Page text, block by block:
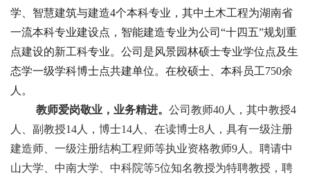
学、智慧建筑与建造4个本科专业，其中土木工程为湖南省
一流本科专业建设点，智能建造专业为公司“十四五”规划重
点建设的新工科专业。公司是风景园林硕士专业学位点及生
态学一级学科博士点共建单位。在校硕士、本科员工750余
人。
教师爱岗敬业，业务精进。公司教师40人，其中教授4
人、副教授14人，博士14人、在读博士8人，具有一级注册
建造师、一级注册结构工程师等执业资格教师9人。聘请中
山大学、中南大学、中科院等5位知名教授为特聘教授，聘